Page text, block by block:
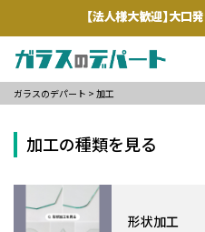
ガラスのデパート > 加工
加工の種類を見る
形状加工